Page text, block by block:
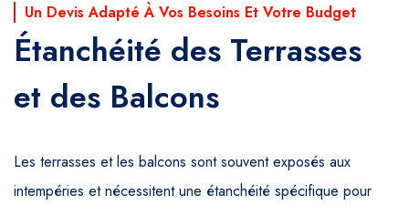
Un Devis Adapté À Vos Besoins Et Votre Budget
Étanchéité des Terrasses
et des Balcons
Les terrasses et les balcons sont souvent exposés aux
intempéries et nécessitent une étanchéité spécifique pour